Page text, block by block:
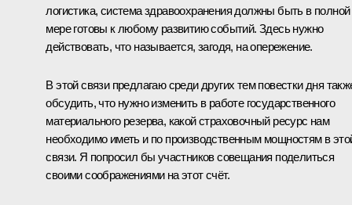
логистика, система здравоохранения должны быть в полной
мере готовы к любому развитию событий. Здесь нужно
действовать, что называется, загодя, на опережение.
В этой связи предлагаю среди других тем повестки дня
обсудить, что нужно изменить в работе государственного
материального резерва, какой страховочный ресурс нам
необходимо иметь и по производственным мощностям в
связи. Я попросил бы участников совещания поделиться
своими соображениями на этот счёт.